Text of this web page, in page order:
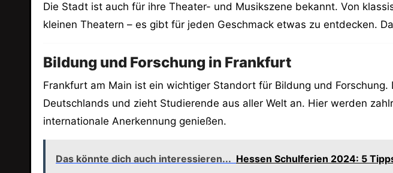
Die Stadt ist auch für ihre Theater- und Musikszene bekannt. Von
kleinen Theatern – es gibt für jeden Geschmack etwas zu entdecken.
Bildung und Forschung in Frankfurt
Frankfurt am Main ist ein wichtiger Standort für Bildung und
Deutschlands und zieht Studierende aus aller Welt an. Hier werden
internationale Anerkennung genießen.
Das könnte dich auch interessieren... Hessen Schulferien 2024: 5